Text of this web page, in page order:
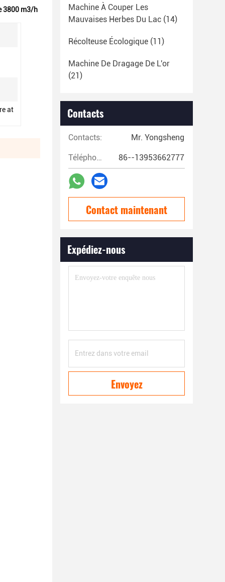
3800 m3/h
at
Machine À Couper Les
Mauvaises Herbes Du Lac (14)
Récolteuse Écologique (11)
Machine De Dragage De L'or
(21)
Contacts
Contacts: Mr. Yongsheng
Téléphone: 86--13953662777
Contact maintenant
Expédiez-nous
Envoyez